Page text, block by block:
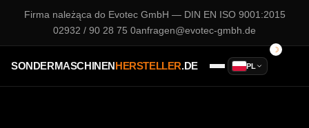
Firma należąca do Evotec GmbH — DIN EN ISO 9001:2015
02932 / 90 28 75 0anfragen@evotec-gmbh.de
SONDERMASCHINENHERSTELLER.DE PL